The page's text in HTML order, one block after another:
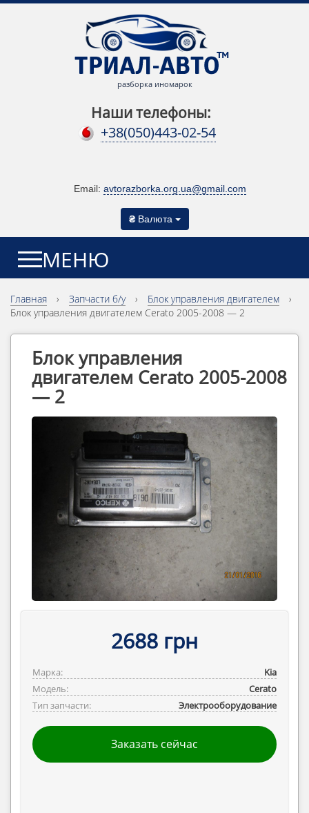
разборка иномарок
Наши телефоны:
+38(050)443-02-54
Email: avtorazborka.org.ua@gmail.com
₴ Валюта
МЕНЮ
Главная › Запчасти б/у › Блок управления двигателем
›
Блок управления двигателем Cerato 2005-2008 — 2
Блок управления
двигателем Cerato 2005-2008
— 2
2688 грн
Марка:
Kia
Модель:
Cerato
Тип запчасти:
Электрооборудование
Заказать сейчас